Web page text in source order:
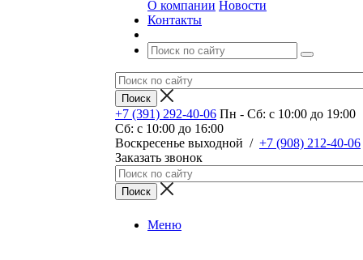
О компании Новости
Контакты
+7 (391) 292-40-06 Пн - Сб: c 10:00 до 19:00
Сб: c 10:00 до 16:00
​Воскресенье выходной / +7 (908) 212-40-06
Заказать звонок
Меню